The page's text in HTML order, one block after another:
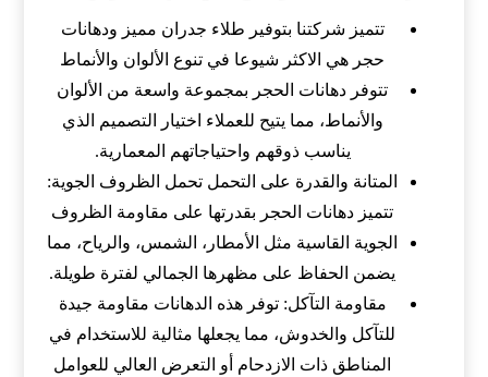
تتميز شركتنا بتوفير طلاء جدران مميز ودهانات
حجر هي الاكثر شيوعا في تنوع الألوان والأنماط
تتوفر دهانات الحجر بمجموعة واسعة من الألوان
والأنماط، مما يتيح للعملاء اختيار التصميم الذي
يناسب ذوقهم واحتياجاتهم المعمارية.
المتانة والقدرة على التحمل تحمل الظروف الجوية:
تتميز دهانات الحجر بقدرتها على مقاومة الظروف
الجوية القاسية مثل الأمطار، الشمس، والرياح، مما
يضمن الحفاظ على مظهرها الجمالي لفترة طويلة.
مقاومة التآكل: توفر هذه الدهانات مقاومة جيدة
للتآكل والخدوش، مما يجعلها مثالية للاستخدام في
المناطق ذات الازدحام أو التعرض العالي للعوامل